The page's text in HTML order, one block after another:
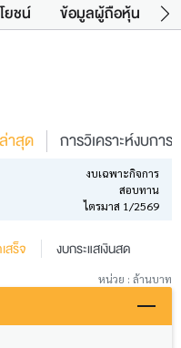
ยชน์ ข้อมูลผู้ถือหุ้น
าสุด การวิเคราะห์งบการ
งบเฉพาะกิจการ
สอบทาน
ไตรมาส 1/2569
สร็จ งบกระแสเงินสด
หน่วย : ล้านบาท